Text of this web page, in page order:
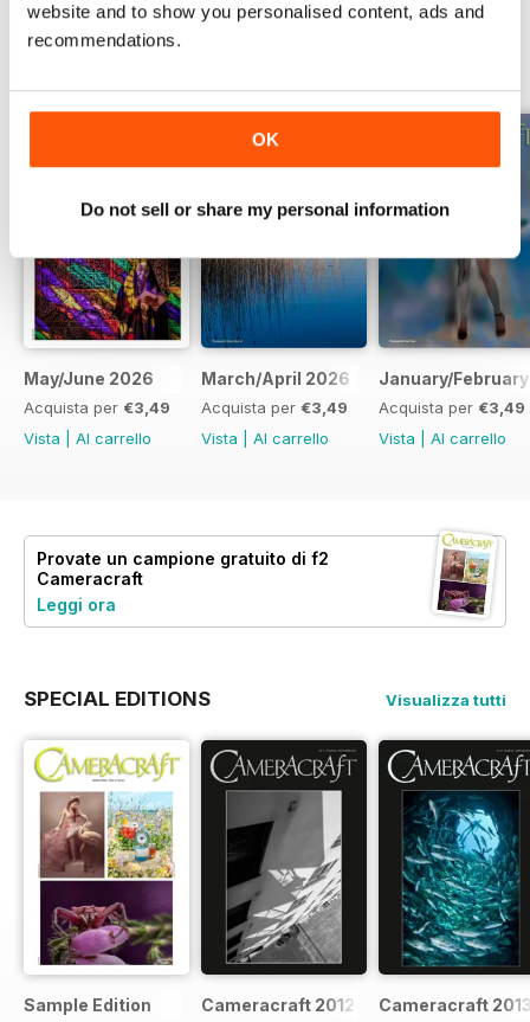
website and to show you personalised content, ads and
recommendations.
OK
Do not sell or share my personal information
May/June 2026
Acquista per €3,49
Vista
Al carrello
March/April 2026
Acquista per €3,49
Vista
Al carrello
January/
Acquista per €3,49
Vista
Al carrello
Provate un campione gratuito di f2
Cameracraft
Leggi ora
SPECIAL EDITIONS Visualizza tutti
Sample Edition Cameracraft 2012-13Cameracraft